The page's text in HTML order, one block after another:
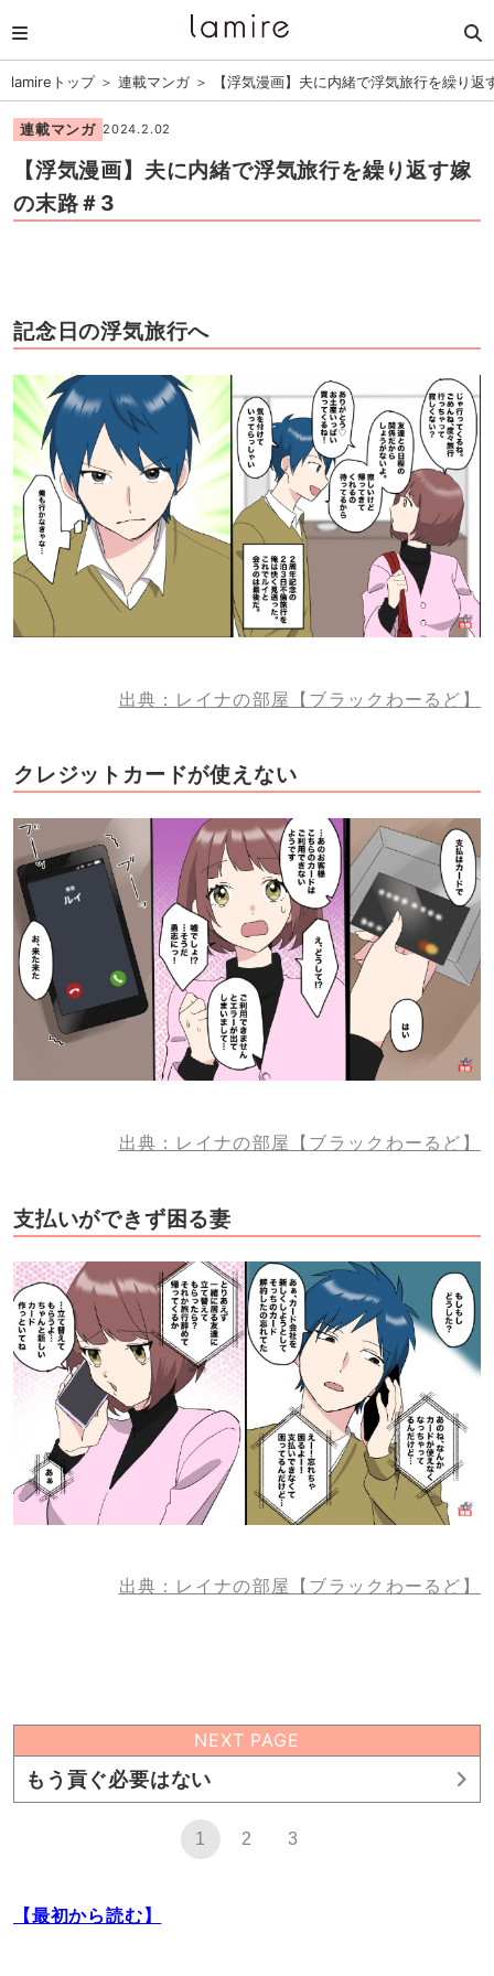
lamireトップ＞ 連載マンガ＞ 【浮気漫画】夫に内緒で浮気旅行を繰り返
連載マンガ 2024.2.02
【浮気漫画】夫に内緒で浮気旅行を繰り返す嫁
の末路＃3
記念日の浮気旅行へ
出典：レイナの部屋【ブラックわーるど】
クレジットカードが使えない
出典：レイナの部屋【ブラックわーるど】
支払いができず困る妻
出典：レイナの部屋【ブラックわーるど】
NEXT PAGE
もう貢ぐ必要はない
1 2 3
【最初から読む】